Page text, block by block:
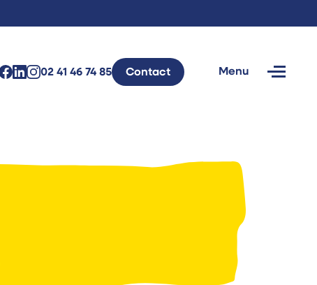
Menu
02 41 46 74 85 Contact